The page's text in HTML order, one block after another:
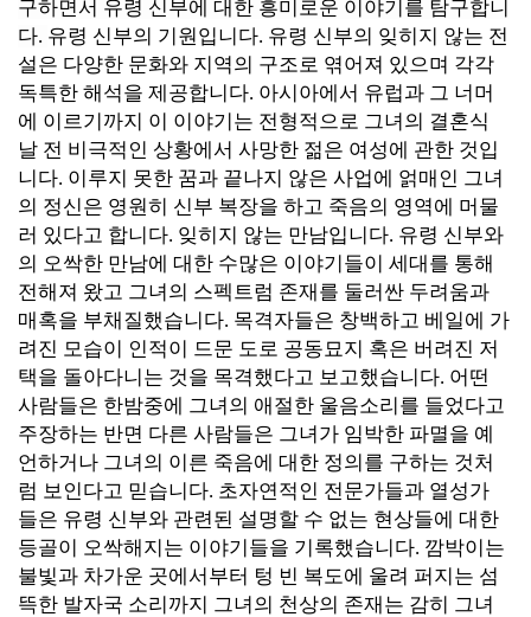
구하면서 유령 신부에 대한 흥미로운 이야기를 탐구합니
다. 유령 신부의 기원입니다. 유령 신부의 잊히지 않는 전
설은 다양한 문화와 지역의 구조로 엮어져 있으며 각각
독특한 해석을 제공합니다. 아시아에서 유럽과 그 너머
에 이르기까지 이 이야기는 전형적으로 그녀의 결혼식
날 전 비극적인 상황에서 사망한 젊은 여성에 관한 것입
니다. 이루지 못한 꿈과 끝나지 않은 사업에 얽매인 그녀
의 정신은 영원히 신부 복장을 하고 죽음의 영역에 머물
러 있다고 합니다. 잊히지 않는 만남입니다. 유령 신부와
의 오싹한 만남에 대한 수많은 이야기들이 세대를 통해
전해져 왔고 그녀의 스펙트럼 존재를 둘러싼 두려움과
매혹을 부채질했습니다. 목격자들은 창백하고 베일에 가
려진 모습이 인적이 드문 도로 공동묘지 혹은 버려진 저
택을 돌아다니는 것을 목격했다고 보고했습니다. 어떤
사람들은 한밤중에 그녀의 애절한 울음소리를 들었다고
주장하는 반면 다른 사람들은 그녀가 임박한 파멸을 예
언하거나 그녀의 이른 죽음에 대한 정의를 구하는 것처
럼 보인다고 믿습니다. 초자연적인 전문가들과 열성가
들은 유령 신부와 관련된 설명할 수 없는 현상들에 대한
등골이 오싹해지는 이야기들을 기록했습니다. 깜박이는
불빛과 차가운 곳에서부터 텅 빈 복도에 울려 퍼지는 섬
뜩한 발자국 소리까지 그녀의 천상의 존재는 감히 그녀